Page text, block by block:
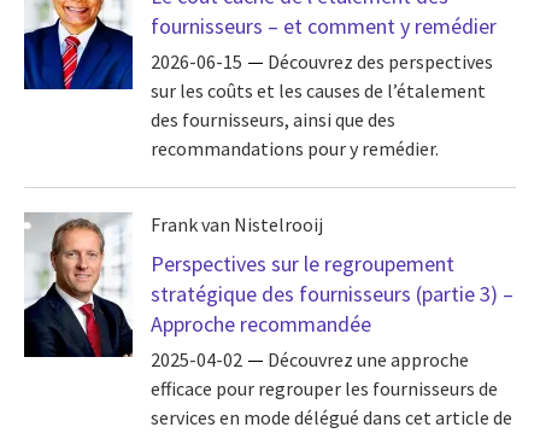
fournisseurs – et comment y remédier
2026-06-15
Découvrez des perspectives
sur les coûts et les causes de l’étalement
des fournisseurs, ainsi que des
recommandations pour y remédier.
Frank van Nistelrooij
Perspectives sur le regroupement
stratégique des fournisseurs (partie 3) –
Approche recommandée
2025-04-02
Découvrez une approche
efficace pour regrouper les fournisseurs de
services en mode délégué dans cet article de